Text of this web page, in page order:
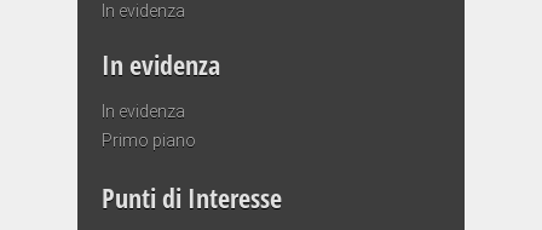
In evidenza
In evidenza
In evidenza
Primo piano
Punti di Interesse